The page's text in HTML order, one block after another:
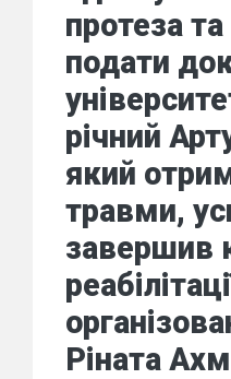
протеза
подати
річний
який
травми,
завершив
Ріната